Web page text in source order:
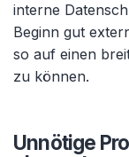
interne
Beginn gut
so auf einen
zu können.
Unnötige